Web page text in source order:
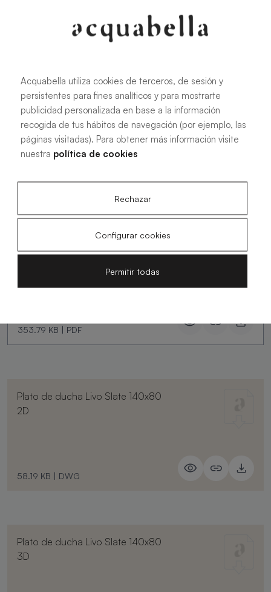
PDF
Manual de instalación de platos de
ducha Akron®
4.15 MB|PDF
Planos técnicos Livo Slate
353.79 KB | PDF
Plato de ducha Livo Slate 140x80
2D
58.19 KB | DWG
Plato de ducha Livo Slate 140x80
3D
Acquabella utiliza cookies de terceros, de sesión y
persistentes para fines analíticos y para mostrarte
publicidad personalizada en base a la información
recogida de tus hábitos de navegación (por ejemplo, las
páginas visitadas). Para obtener más información visite
nuestra política de cookies
Rechazar
Configurar cookies
Permitir todas